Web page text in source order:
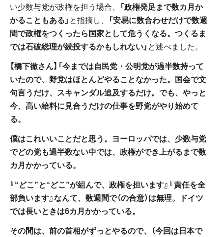
い少数与党が政権を担う場合、
「政権発足まで数カ月か
かることもある」 と指摘し、
「安易に数合わせだけで数週
間で政権をつくったら国家として危うくなる。つくるま
では石破総理が続投するかもしれない」 と述べました。
【橋下徹さん】「今までは自民党・公明党が過半数持って
いたので、野党はほとんどやることなかった。国会で文
句言うだけ、スキャンダル追及するだけ。でも、やっと
今、高い給料に見合うだけの仕事を野党がやり始めて
る。
僕はこれいいことだと思う。ヨーロッパでは、少数与党
でどの党も過半数ない中では、政権ができ上がるまで数
カ月かかっている。
『“どこ”と“どこ”が組んで、政権を担います』『責任を全
部負います』なんて、数週間で（の合意）は無理。ドイツ
では長いときは6カ月かかっている。
その間は、前の首相がずっとやるので、（今回は日本で